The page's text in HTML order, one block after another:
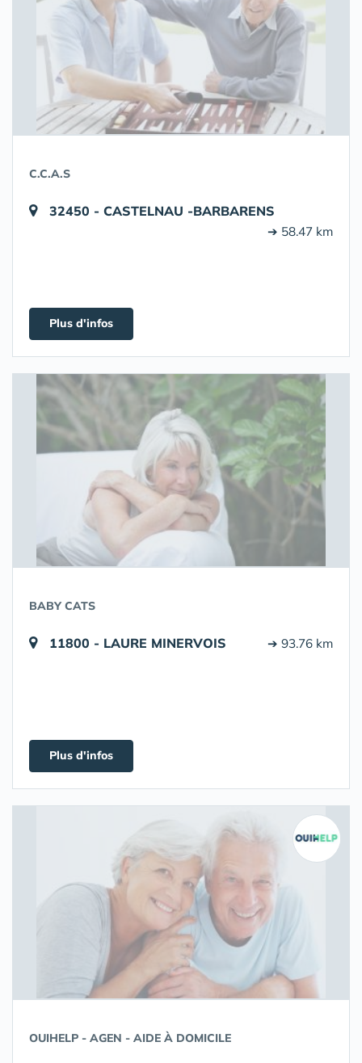
C.C.A.S
32450 - CASTELNAU -BARBARENS
➔ 58.47 km
Plus d'infos
BABY CATS
11800 - LAURE MINERVOIS ➔ 93.76 km
Plus d'infos
OUIHELP - AGEN - AIDE À DOMICILE